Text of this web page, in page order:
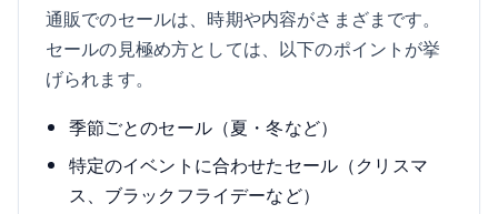
通販でのセールは、時期や内容がさまざまです。
セールの見極め方としては、以下のポイントが挙
げられます。
季節ごとのセール（夏・冬など）
特定のイベントに合わせたセール（クリスマ
ス、ブラックフライデーなど）